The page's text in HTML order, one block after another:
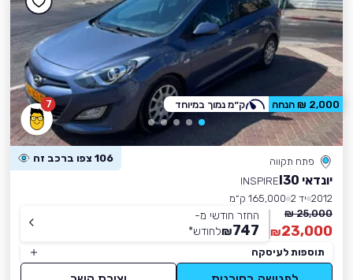
7
פתח תקווה 106 צפו ברכב זה
יונדאי I30
INSPIRE
2012 יד 2
165,000 ק״מ
25,000 ₪
23,000
₪
החזר חודשי מ-
747
₪לחודש*
תוספות לעיסקה
2,000 ₪ הנחה ק״מ נמוך במיוחד